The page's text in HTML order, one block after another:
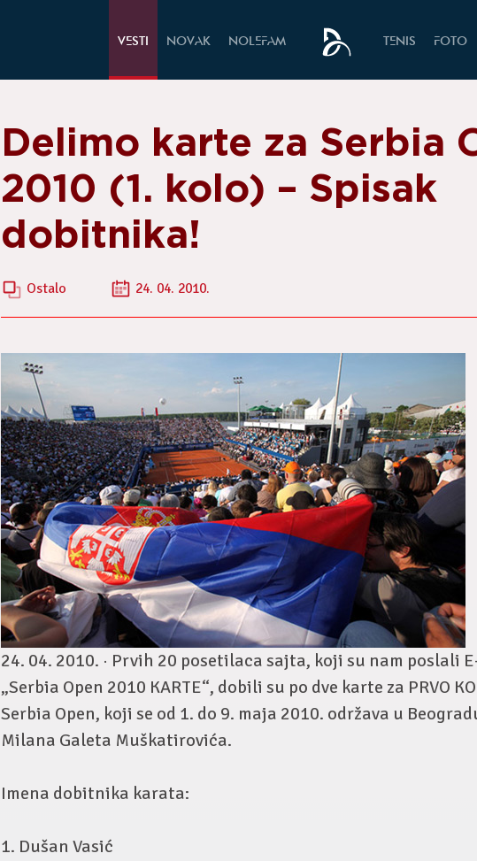
VESTI NOVAK NOLEFAM TENIS FOTO
Delimo karte za Serbia
2010 (1. kolo) – Spisak
dobitnika!
Ostalo 24. 04. 2010.
24. 04. 2010. · Prvih 20 posetilaca sajta, koji su nam poslali
„Serbia Open 2010 KARTE“, dobili su po dve karte za PRVO
Serbia Open, koji se od 1. do 9. maja 2010. održava u
Milana Galeta Muškatirovića.
Imena dobitnika karata:
1. Dušan Vasić